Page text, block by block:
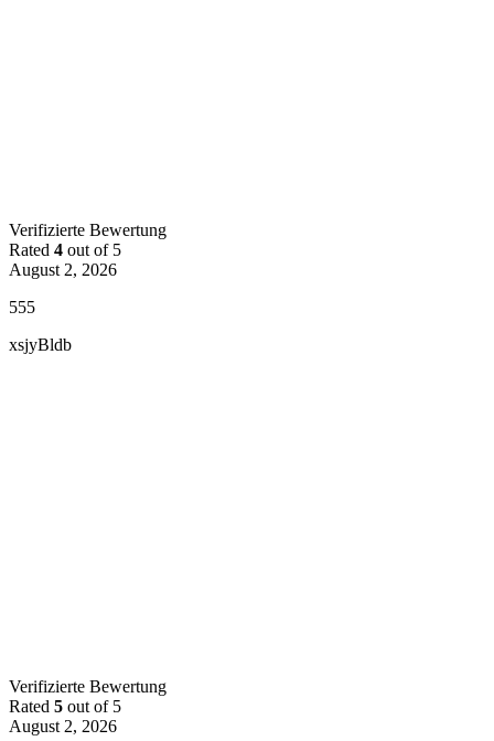
Verifizierte Bewertung
Rated 4 out of 5
August 2, 2026
555
xsjyBldb
Verifizierte Bewertung
Rated 5 out of 5
August 2, 2026